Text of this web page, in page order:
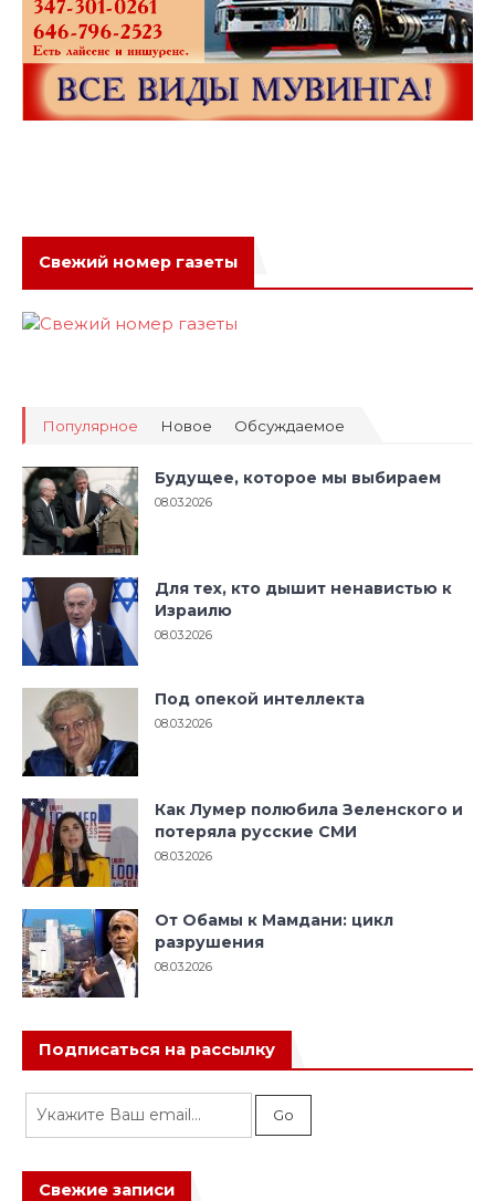
Свежий номер газеты
Популярное Новое Обсуждаемое
Будущее, которое мы выбираем
08.03.2026
Для тех, кто дышит ненавистью к
Израилю
08.03.2026
Под опекой интеллекта
08.03.2026
Как Лумер полюбила Зеленского и
потеряла русские СМИ
08.03.2026
От Обамы к Мамдани: цикл
разрушения
08.03.2026
Подписаться на рассылку
Свежие записи